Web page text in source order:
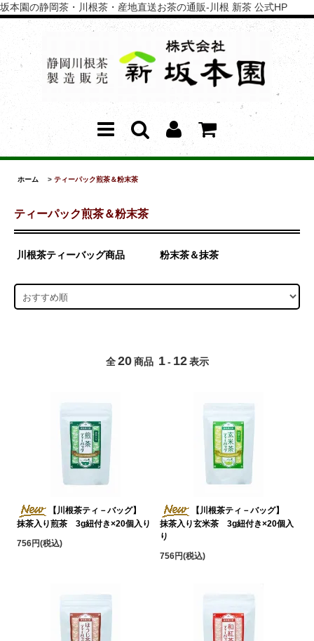
坂本園の静岡茶・川根茶・産地直送お茶の通販-川根 新茶 公式HP
ホーム > ティーパック煎茶＆粉末茶
ティーパック煎茶＆粉末茶
川根茶ティーバッグ商品 粉末茶＆抹茶
全 20 商品 1 - 12 表示
【川根茶ティ－バッグ】
抹茶入り煎茶 3g紐付き×20個入り
756円(税込)
【川根茶ティ－バッグ】
抹茶入り玄米茶 3g紐付き×20個入
り
756円(税込)